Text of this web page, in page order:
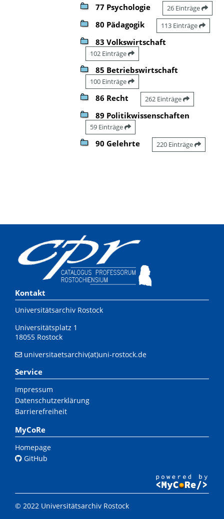
77 Psychologie 26 Einträge
80 Pädagogik 113 Einträge
83 Volkswirtschaft
102 Einträge
85 Betriebswirtschaft
100 Einträge
86 Recht 262 Einträge
89 Politikwissenschaften
59 Einträge
90 Gelehrte 220 Einträge
Kontakt
Universitätsarchiv Rostock
Universitätsplatz 1
18055 Rostock
universitaetsarchiv(at)uni-rostock.de
Service
Impressum
Datenschutzerklärung
Barrierefreiheit
MyCoRe
Homepage
GitHub
© 2022 Universitätsarchiv Rostock